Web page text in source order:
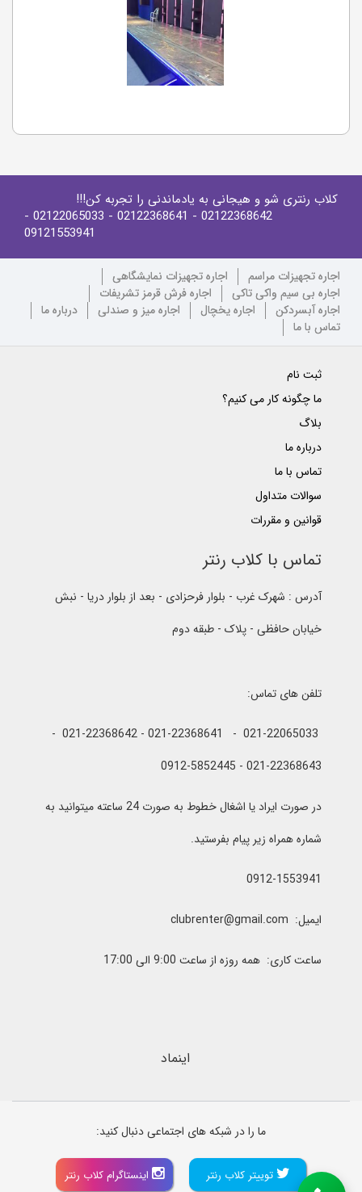
کلاب رنتری شو و هیجانی به یادماندنی را تجربه کن!!!
02122368642
- 02122368641
- 02122065033
-
09121553941
اجاره تجهیزات مراسم
اجاره تجهیزات نمایشگاهی
اجاره بی سیم واکی تاکی
اجاره فرش قرمز تشریفات
اجاره آبسردکن
اجاره یخچال اجاره میز و صندلی
درباره ما
تماس با ما
ثبت نام
ما چگونه کار می کنیم؟
بلاگ
درباره ما
تماس با ما
سوالات متداول
قوانین و مقررات
تماس با کلاب رنتر
آدرس : شهرک غرب - بلوار فرحزادی - بعد از بلوار دریا - نبش
خیابان حافظی - پلاک - طبقه دوم
تلفن های تماس:
021-22065033 - 021-22368641 - 021-22368642 -
021-22368643 - 0912-5852445
در صورت ایراد یا اشغال خطوط به صورت 24 ساعته میتوانید به
شماره همراه زیر پیام بفرستید.
0912-1553941
ایمیل: clubrenter@gmail.com
ساعت کاری: همه روزه از ساعت 9:00 الی 17:00
اینماد
ما را در شبکه های اجتماعی دنبال کنید:
توییتر کلاب رنتر اینستاگرام کلاب رنتر